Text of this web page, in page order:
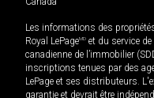
Les informations des
Royal LePageMD et du service
canadienne de l’immobilier
inscriptions tenues par des
LePage et ses distributeurs.
garantie et devrait être